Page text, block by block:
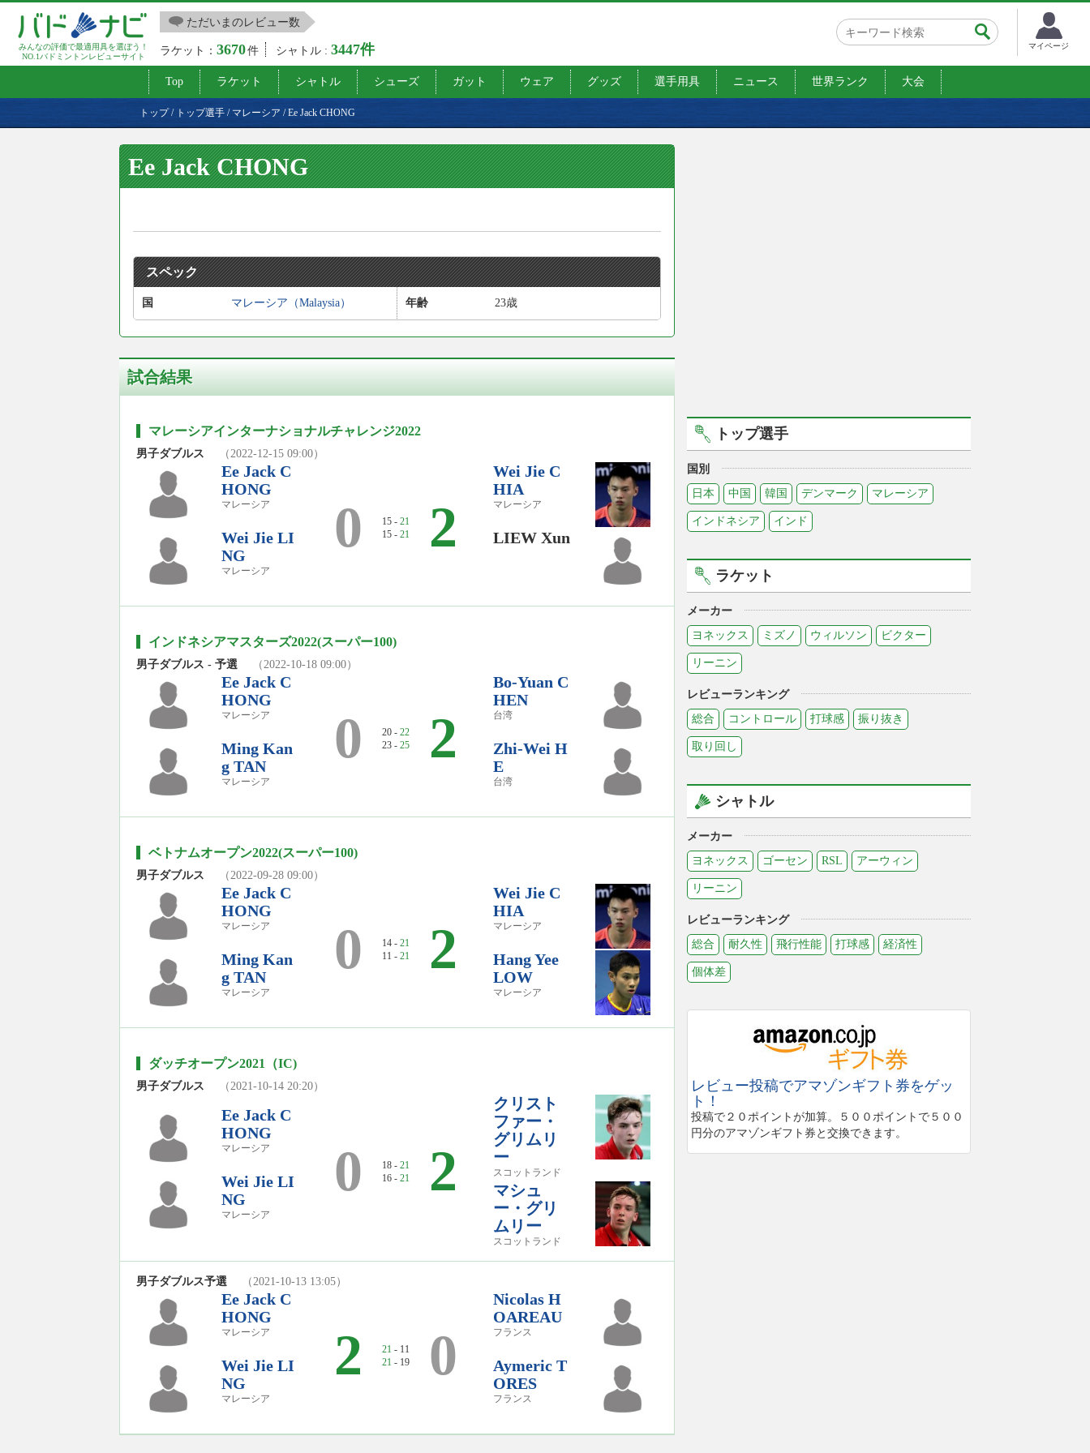
みんなの評価で最適用具を選ぼう！
NO.1バドミントンレビューサイト
ただいまのレビュー数
ラケット：3670件 シャトル :3447件 マイページ
Top ラケット シャトル シューズ ガット ウェア グッズ 選手用具 ニュース 世界ランク 大会
トップ/ トップ選手 / マレーシア /Ee Jack CHONG
Ee Jack CHONG
スペック
国 マレーシア（Malaysia） 年齢 23歳
試合結果
マレーシアインターナショナルチャレンジ2022
男子ダブルス （2022-12-15 09:00）
Ee Jack C
HONG
マレーシア
Wei Jie LI
NG
マレーシア
0 15 - 21
15 - 21 2
Wei Jie C
HIA
マレーシア
LIEW Xun
インドネシアマスターズ2022(スーパー100)
男子ダブルス - 予選 （2022-10-18 09:00）
Ee Jack C
HONG
マレーシア
Ming Kan
g TAN
マレーシア
0 20 - 22
23 - 25 2
Bo-Yuan C
HEN
台湾
Zhi-Wei H
E
台湾
ベトナムオープン2022(スーパー100)
男子ダブルス （2022-09-28 09:00）
Ee Jack C
HONG
マレーシア
Ming Kan
g TAN
マレーシア
0 14 - 21
11 - 21 2
Wei Jie C
HIA
マレーシア
Hang Yee
LOW
マレーシア
ダッチオープン2021（IC)
男子ダブルス （2021-10-14 20:20）
Ee Jack C
HONG
マレーシア
Wei Jie LI
NG
マレーシア
0 18 - 21
16 - 21 2
クリスト
ファー・
グリムリ
ー
スコットランド
マシュ
ー・グリ
ムリー
スコットランド
男子ダブルス予選 （2021-10-13 13:05）
Ee Jack C
HONG
マレーシア
Wei Jie LI
NG
マレーシア
2 21 - 11
21 - 19 0
Nicolas H
OAREAU
フランス
Aymeric T
ORES
フランス
トップ選手
国別
日本
中国 韓国 デンマーク マレーシア
インドネシア インド
ラケット
メーカー
ヨネックス
ミズノ ウィルソン ビクター
リーニン
レビューランキング
総合
コントロール 打球感 振り抜き
取り回し
シャトル
メーカー
ヨネックス
ゴーセン RSL アーウィン
リーニン
レビューランキング
総合
耐久性 飛行性能 打球感 経済性
個体差
レビュー投稿でアマゾンギフト券をゲッ
ト！
投稿で２０ポイントが加算。５００ポイントで５００
円分のアマゾンギフト券と交換できます。